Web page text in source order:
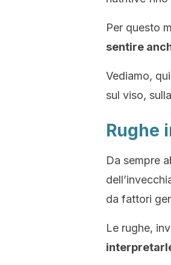
Per questo
sentire
Vediamo,
sul viso,
Rughe
Da sempre
da fattori
Le rughe,